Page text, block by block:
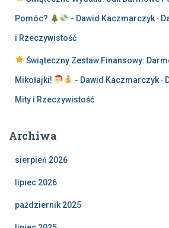
Pomóc? - Dawid Kaczmarczyk-
i Rzeczywistość
Świąteczny Zestaw Finansowy:
Mikołajki! - Dawid Kaczmarczyk-
Mity i Rzeczywistość
Archiwa
sierpień 2026
lipiec 2026
październik 2025